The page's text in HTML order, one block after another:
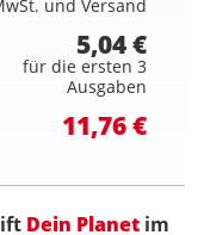
und Versand
5,04 €
für die ersten 3
Ausgaben
11,76 €
Dein Planet im